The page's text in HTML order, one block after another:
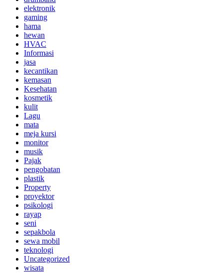
elektronik
gaming
hama
hewan
HVAC
Informasi
jasa
kecantikan
kemasan
Kesehatan
kosmetik
kulit
Lagu
mata
meja kursi
monitor
musik
Pajak
pengobatan
plastik
Property
proyektor
psikologi
rayap
seni
sepakbola
sewa mobil
teknologi
Uncategorized
wisata